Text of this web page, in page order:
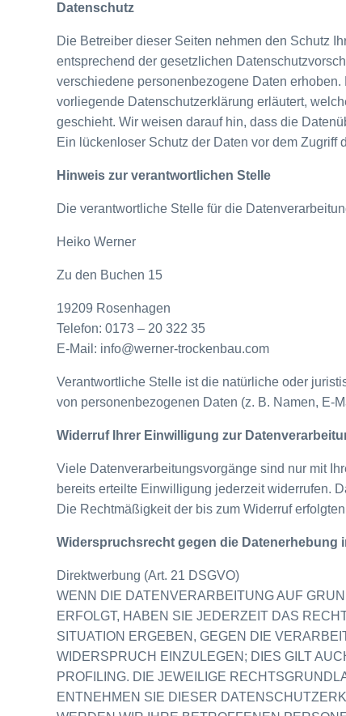
Datenschutz
Die Betreiber dieser Seiten nehmen den Schutz
entsprechend der gesetzlichen
verschiedene personenbezogene Daten
vorliegende Datenschutzerklärung erläutert,
geschieht. Wir weisen darauf hin, dass die
Ein lückenloser Schutz der Daten vor dem Zugriff
Hinweis zur verantwortlichen Stelle
Die verantwortliche Stelle für die
Heiko Werner
Zu den Buchen 15
19209 Rosenhagen
Telefon: 0173 – 20 322 35
E-Mail: info@werner-trockenbau.com
Verantwortliche Stelle ist die natürliche oder
von personenbezogenen Daten (z. B. Namen, E-
Widerruf Ihrer Einwilligung zur
Viele Datenverarbeitungsvorgänge sind nur mit
bereits erteilte Einwilligung jederzeit widerrufen.
Die Rechtmäßigkeit der bis zum Widerruf
Widerspruchsrecht gegen die Datenerhebung
Direktwerbung (Art. 21 DSGVO)
WENN DIE DATENVERARBEITUNG AUF
ERFOLGT, HABEN SIE JEDERZEIT DAS
SITUATION ERGEBEN, GEGEN DIE
WIDERSPRUCH EINZULEGEN; DIES GILT
PROFILING. DIE JEWEILIGE
ENTNEHMEN SIE DIESER